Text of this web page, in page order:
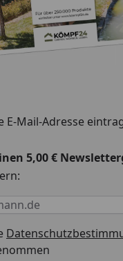
E-Mail-Adresse
5,00 €
erforderlich